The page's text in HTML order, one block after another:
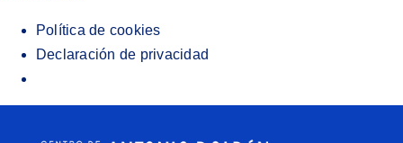
Política de cookies
Declaración de privacidad